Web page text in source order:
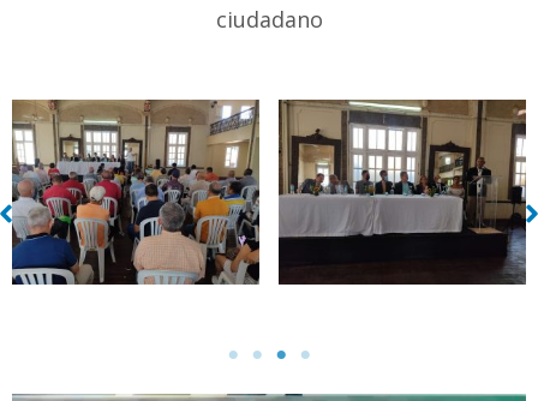
ciudadano
Sin leyenda Sin leyenda